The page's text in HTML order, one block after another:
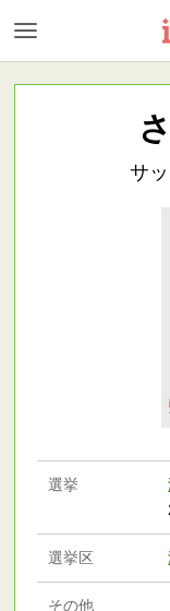
サ
選挙
選挙区
その他